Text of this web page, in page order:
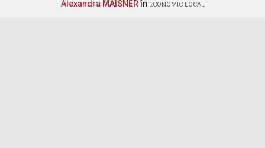
Alexandra MAISNERîn ECONOMIC LOCAL